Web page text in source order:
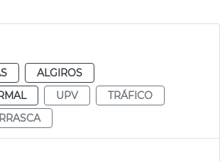
ALGIROS
UPV
TRÁFICO